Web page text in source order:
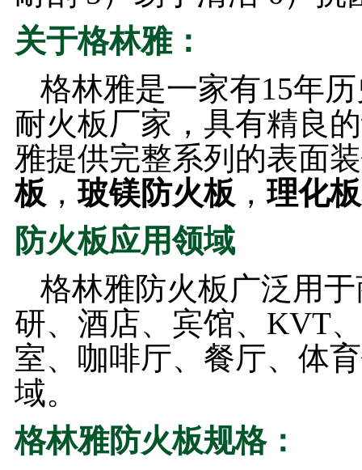
关于格林雅：
格林雅是一家有15年
耐火板厂家，具有精良
雅提供完整系列的表面
板 ，玻镁防火板 ，理化板
防火板应用领域
格林雅防火板广泛用
研、酒店、宾馆、KVT
室、咖啡厅、餐厅、体
域。
格林雅防火板规格：